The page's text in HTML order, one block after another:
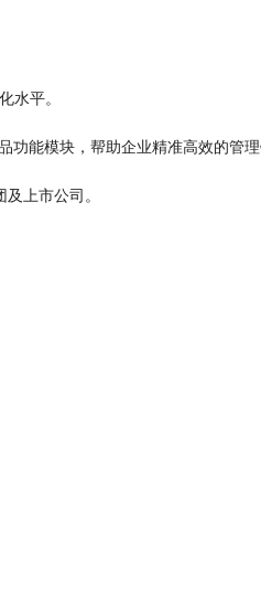
化水平。
功能模块 ，帮助企业精准高效的管
上市公司。